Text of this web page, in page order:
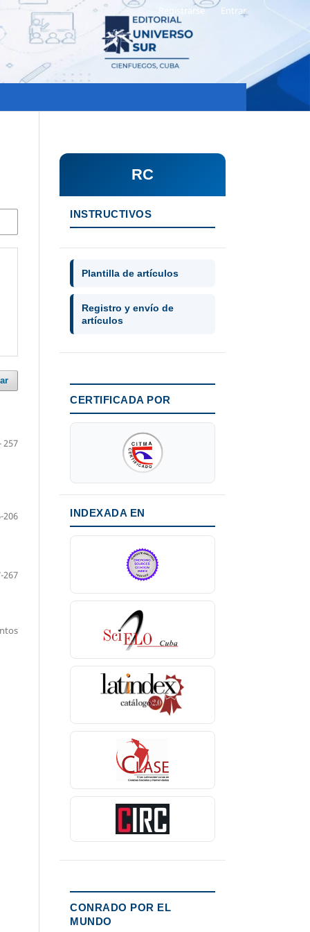
Registrarse Entrar
257
206
267
RC
INSTRUCTIVOS
Plantilla de artículos
Registro y envío de
artículos
CERTIFICADA POR
INDEXADA EN
CONRADO POR EL
MUNDO